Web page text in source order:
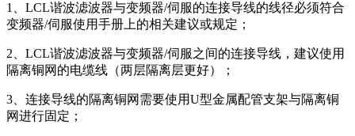
1、LCL谐波滤波器与变频器/伺服的连接导线的线径必须符合
变频器/伺服使用手册上的相关建议或规定；
2、LCL谐波滤波器与变频器/伺服之间的连接导线，建议使用
隔离铜网的电缆线（两层隔离层更好）；
3、连接导线的隔离铜网需要使用U型金属配管支架与隔离铜
网进行固定；